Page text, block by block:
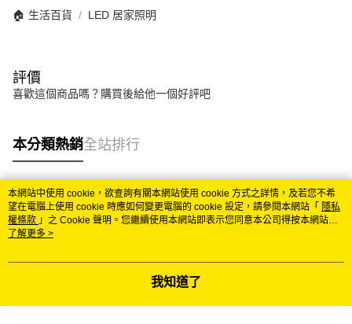
🏠 生活百貨 LED 居家照明
評價
喜歡這個商品嗎？購買後給他一個好評吧
本分類熱銷全站排行
熱門標籤
本網站中使用 cookie，欲查詢有關本網站使用 cookie 方式之詳情，及若您不希
望在電腦上使用 cookie 時應如何變更電腦的 cookie 設定，請參閱本網站「 隱私
權條款 」之 Cookie 聲明。您繼續使用本網站即表示您同意本公司得按本網站使
用條款之 Cookie 聲明使用 cookie。
了解更多 >
我知道了